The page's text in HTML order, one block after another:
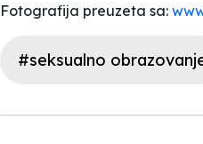
Fotografija preuzeta sa:
#seksualno